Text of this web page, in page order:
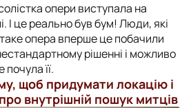
опери виступала на
І це реально був бум! Люди, які
опера вперше це побачили
рішенні і можливо
її.
щоб придумати локацію і
внутрішній пошук митців